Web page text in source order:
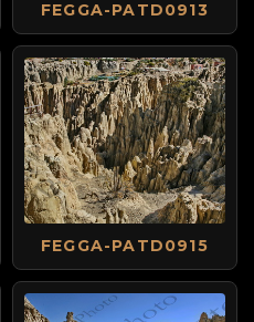
FEGGA-PATD0913
FEGGA-PATD0915